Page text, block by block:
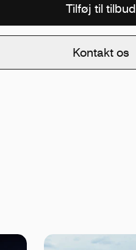
Tilføj til tilbud
Kontakt os